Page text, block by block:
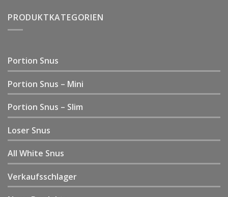
PRODUKTKATEGORIEN
Portion Snus
Portion Snus – Mini
Portion Snus – Slim
Loser Snus
All White Snus
Verkaufsschlager